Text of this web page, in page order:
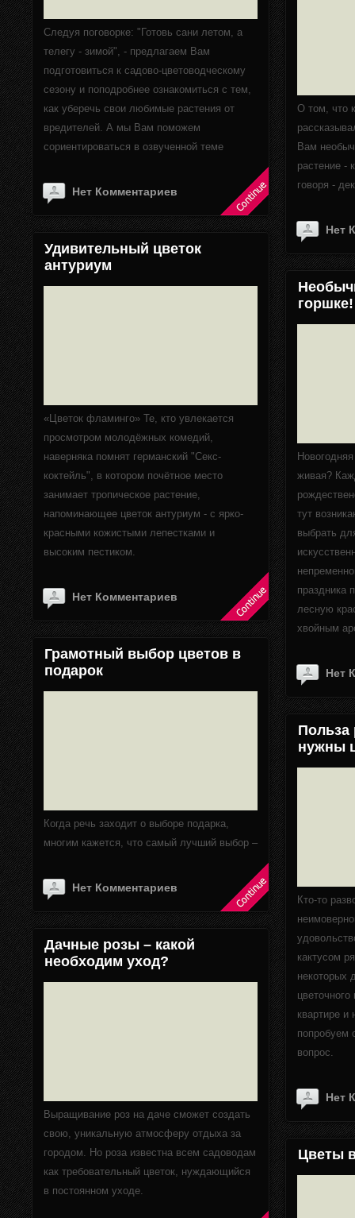
Следуя поговорке: "Готовь сани летом, а
телегу - зимой", - предлагаем Вам
подготовиться к садово-цветоводческому
сезону и поподробнее ознакомиться с тем,
как уберечь свои любимые растения от
вредителей. А мы Вам поможем
сориентироваться в озвученной теме
Нет Комментариев
О том, что
Вам
растение -
говоря -
Нет
Удивительный цветок
антуриум
«Цветок фламинго» Те, кто увлекается
просмотром молодёжных комедий,
наверняка помнят германский "Секс-
коктейль", в котором почётное место
занимает тропическое растение,
напоминающее цветок антуриум - с ярко-
красными кожистыми лепестками и
высоким пестиком.
Нет Комментариев
горшке!
живая?
тут
выбрать
праздника
лесную
хвойным
Нет
Грамотный выбор цветов в
подарок
Когда речь заходит о выборе подарка,
многим кажется, что самый лучший выбор –
Нет Комментариев
Польза
нужны
Кто-то
кактусом
некоторых
квартире
попробуем
вопрос.
Нет
Дачные розы – какой
необходим уход?
Выращивание роз на даче сможет создать
свою, уникальную атмосферу отдыха за
городом. Но роза известна всем садоводам
как требовательный цветок, нуждающийся
в постоянном уходе.
Цветы